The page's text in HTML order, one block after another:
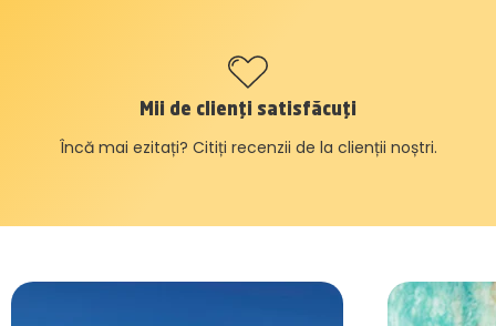
Mii de clienți satisfăcuți
Încă mai ezitați? Citiți recenzii de la clienții noștri.